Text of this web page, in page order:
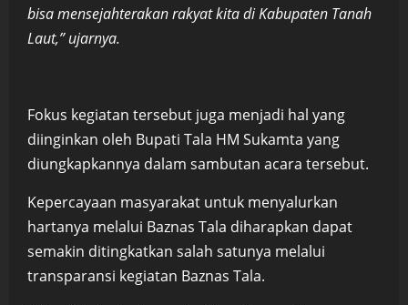
bisa mensejahterakan rakyat kita di Kabupaten Tanah
Laut,” ujarnya.
Fokus kegiatan tersebut juga menjadi hal yang
diinginkan oleh Bupati Tala HM Sukamta yang
diungkapkannya dalam sambutan acara tersebut.
Kepercayaan masyarakat untuk menyalurkan
hartanya melalui Baznas Tala diharapkan dapat
semakin ditingkatkan salah satunya melalui
transparansi kegiatan Baznas Tala.